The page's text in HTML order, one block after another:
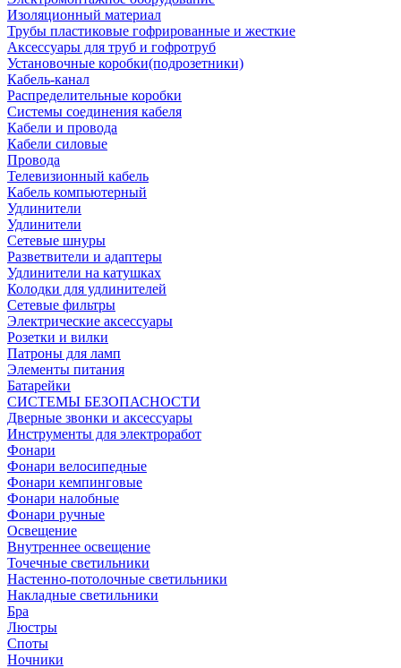
Изоляционный материал
Трубы пластиковые гофрированные и жесткие
Аксессуары для труб и гофротруб
Установочные коробки(подрозетники)
Кабель-канал
Распределительные коробки
Системы соединения кабеля
Кабели и провода
Кабели силовые
Провода
Телевизионный кабель
Кабель компьютерный
Удлинители
Удлинители
Сетевые шнуры
Разветвители и адаптеры
Удлинители на катушках
Колодки для удлинителей
Сетевые фильтры
Электрические аксессуары
Розетки и вилки
Патроны для ламп
Элементы питания
Батарейки
СИСТЕМЫ БЕЗОПАСНОСТИ
Дверные звонки и аксессуары
Инструменты для электроработ
Фонари
Фонари велосипедные
Фонари кемпинговые
Фонари налобные
Фонари ручные
Освещение
Внутреннее освещение
Точечные светильники
Настенно-потолочные светильники
Накладные светильники
Бра
Люстры
Споты
Ночники